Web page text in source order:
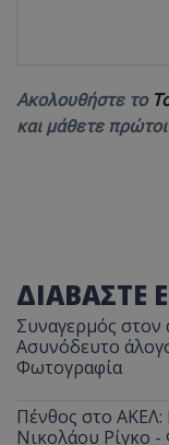
Ακολουθήστε το
και μάθετε
ΔΙΑΒΑΣΤΕ
Συναγερμός
Ασυνόδευτο
Φωτογραφία
Πένθος στο ΑΚΕΛ:
Νικολάου Ρίγκο